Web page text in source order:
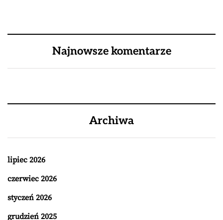
Najnowsze komentarze
Archiwa
lipiec 2026
czerwiec 2026
styczeń 2026
grudzień 2025